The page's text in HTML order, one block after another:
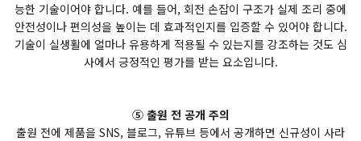
능한 기술이어야 합니다. 예를 들어, 회전 손잡이 구조가 실제 조리 중에
안전성이나 편의성을 높이는 데 효과적인지를 입증할 수 있어야 합니다.
기술이 실생활에 얼마나 유용하게 적용될 수 있는지를 강조하는 것도 심
사에서 긍정적인 평가를 받는 요소입니다.
⑤ 출원 전 공개 주의
출원 전에 제품을 SNS, 블로그, 유튜브 등에서 공개하면 신규성이 사라